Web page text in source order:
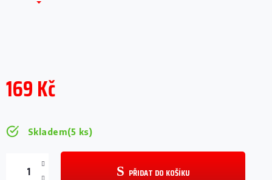
169 Kč
Skladem(5 ks)
PŘIDAT DO KOŠÍKU